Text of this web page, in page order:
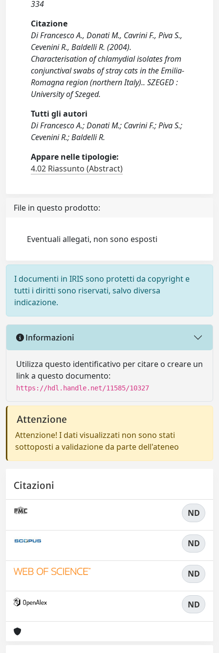
334
Citazione
Di Francesco A., Donati M., Cavrini F., Piva S.,
Cevenini R., Baldelli R. (2004).
Characterisation of chlamydial isolates from
conjunctival swabs of stray cats in the Emilia-
Romagna region (northern Italy).. SZEGED :
University of Szeged.
Tutti gli autori
Di Francesco A.; Donati M.; Cavrini F.; Piva S.;
Cevenini R.; Baldelli R.
Appare nelle tipologie:
4.02 Riassunto (Abstract)
File in questo prodotto:
Eventuali allegati, non sono esposti
I documenti in IRIS sono protetti da copyright e
tutti i diritti sono riservati, salvo diversa
indicazione.
Informazioni
Utilizza questo identificativo per citare o creare un
link a questo documento:
https://hdl.handle.net/11585/10327
Attenzione
Attenzione! I dati visualizzati non sono stati
sottoposti a validazione da parte dell'ateneo
Citazioni
ND
ND
ND
ND